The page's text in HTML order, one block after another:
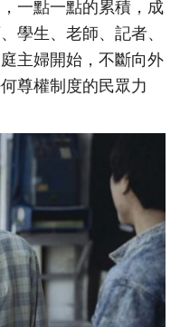
一點一點的累積，成
學生、老師、記者、
主婦開始，不斷向外
尊權制度的民眾力